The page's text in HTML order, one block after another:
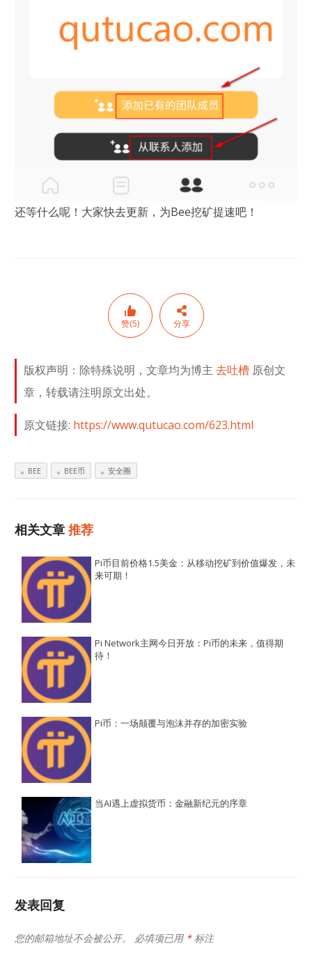
还等什么呢！大家快去更新，为Bee挖矿提速吧！
赞(5) 分享
版权声明：除特殊说明，文章均为博主去吐槽 原创文
章，转载请注明原文出处。
原文链接: https://www.qutucao.com/623.html
BEE BEE币 安全圈
相关文章推荐
Pi币目前价格1.5美金：从移动挖矿到价值爆发，未
来可期！
Pi Network主网今日开放：Pi币的未来，值得期
待！
Pi币：一场颠覆与泡沫并存的加密实验
当AI遇上虚拟货币：金融新纪元的序章
发表回复
您的邮箱地址不会被公开。 必填项已用 *标注